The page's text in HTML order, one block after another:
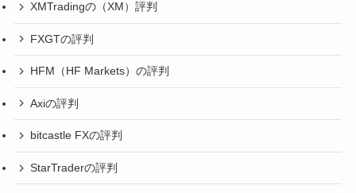
XMTradingの（XM）評判
FXGTの評判
HFM（HF Markets）の評判
Axiの評判
bitcastle FXの評判
StarTraderの評判